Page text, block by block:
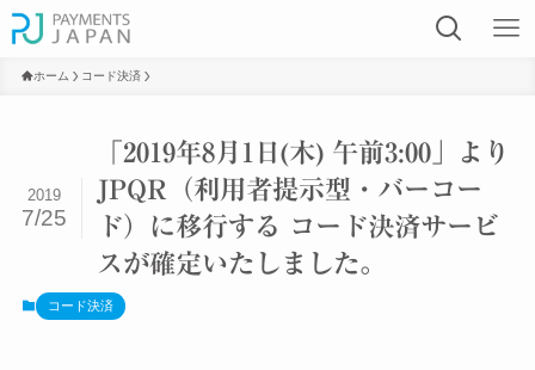
ホーム コード決済
「2019年8月1日(木) 午前3:00」より
JPQR（利用者提示型・バーコー
ド）に移行する コード決済サービ
スが確定いたしました。
2019
7/25
コード決済